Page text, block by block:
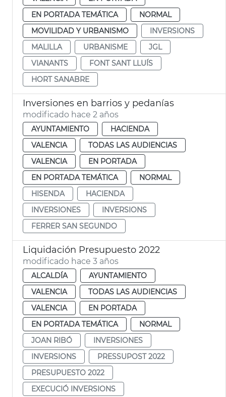
EN PORTADA TEMÁTICA
NORMAL
MOVILIDAD Y URBANISMO
INVERSIONS
MALILLA
URBANISME
JGL
VIANANTS
FONT SANT LLUÍS
HORT SANABRE
Inversiones en barrios y pedanías
modificado hace 2 años
AYUNTAMIENTO
HACIENDA
VALENCIA
TODAS LAS AUDIENCIAS
VALENCIA
EN PORTADA
EN PORTADA TEMÁTICA
NORMAL
HISENDA
HACIENDA
INVERSIONES
INVERSIONS
FERRER SAN SEGUNDO
Liquidación Presupuesto 2022
modificado hace 3 años
ALCALDÍA
AYUNTAMIENTO
VALENCIA
TODAS LAS AUDIENCIAS
VALENCIA
EN PORTADA
EN PORTADA TEMÁTICA
NORMAL
JOAN RIBÓ
INVERSIONES
INVERSIONS
PRESSUPOST 2022
PRESUPUESTO 2022
EXECUCIÓ INVERSIONS